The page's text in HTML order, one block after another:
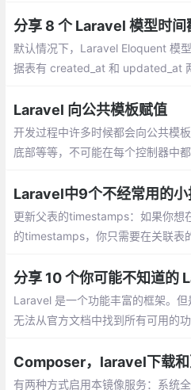
关于 Laravel 的，而是和 PHP 的关
默认情况下，Laravel Eloquent 模
据表有 created_at 和 updated_at
现很多有趣的功能。下面举例说明。
Laravel 向公共模板赋值
开发过程中许多时候都会向公共模
底部等等，不可能在每个控制器中
Laravel中9个不经常用的小
更新父表的timestamps：如果你想
的timestamps，你只需要在关联表
Laravel 是一个功能丰富的框架。但
无法从官方文档中找到所有可用的
性:当修改一条 Eloquent 模型记录的
可以通过调用
Composer，laravel下载和
有两种方式启用本镜像服务：系统